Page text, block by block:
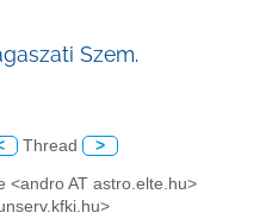
Szem.
Thread >
<andro AT astro.elte.hu>